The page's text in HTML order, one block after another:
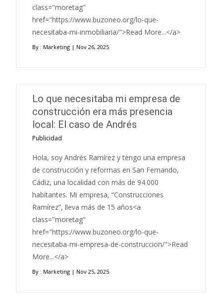
class="moretag"
href="https://www.buzoneo.org/lo-que-
necesitaba-mi-inmobiliaria/">Read More...</a>
By : Marketing | Nov 26, 2025
Lo que necesitaba mi empresa de
construcción era más presencia
local: El caso de Andrés
Publicidad
Hola, soy Andrés Ramírez y tengo una empresa
de construcción y reformas en San Fernando,
Cádiz, una localidad con más de 94.000
habitantes. Mi empresa, “Construcciones
Ramírez”, lleva más de 15 años<a
class="moretag"
href="https://www.buzoneo.org/lo-que-
necesitaba-mi-empresa-de-construccion/">Read
More...</a>
By : Marketing | Nov 25, 2025